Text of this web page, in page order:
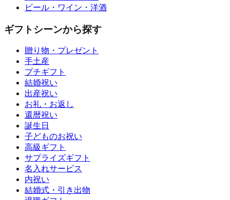
ビール・ワイン・洋酒
ギフトシーンから探す
贈り物・プレゼント
手土産
プチギフト
結婚祝い
出産祝い
お礼・お返し
還暦祝い
誕生日
子どものお祝い
高級ギフト
サプライズギフト
名入れサービス
内祝い
結婚式・引き出物